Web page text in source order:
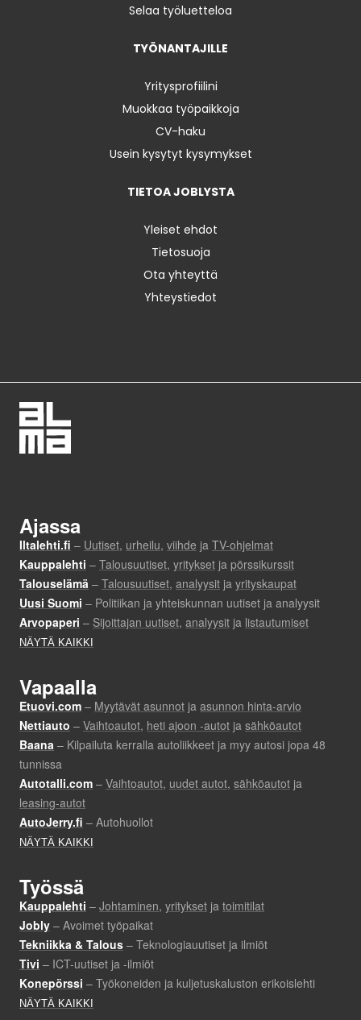
Selaa työluetteloa
TYÖNANTAJILLE
Yritysprofiilini
Muokkaa työpaikkoja
CV-haku
Usein kysytyt kysymykset
TIETOA JOBLYSTA
Yleiset ehdot
Tietosuoja
Ota yhteyttä
Yhteystiedot